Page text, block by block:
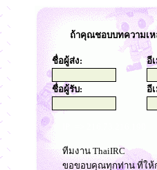
ถ้าคุณชอบบทความเห
ชื่อผู้ส่ง: อี
ชื่อผู้รับ: อี
ทีมงาน ThaiIRC
ขอขอบคุณทุกท่าน ที่ให้